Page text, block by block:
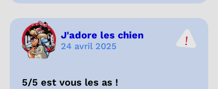
J'adore les chien
24 avril 2025
5/5 est vous les as !